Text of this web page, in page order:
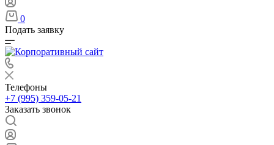
0
Подать заявку
Телефоны
+7 (995) 359-05-21
Заказать звонок